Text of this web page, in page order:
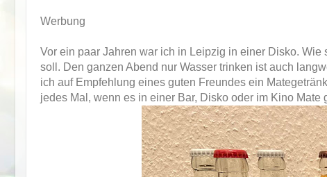
Werbung
Vor ein paar Jahren war ich in Leipzig in einer Disko.
soll. Den ganzen Abend nur Wasser trinken ist auch
ich auf Empfehlung eines guten Freundes ein
jedes Mal, wenn es in einer Bar, Disko oder im Kino Mate